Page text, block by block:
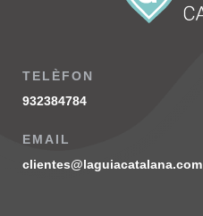
TELÈFON
932384784
EMAIL
clientes@laguiacatalana.com